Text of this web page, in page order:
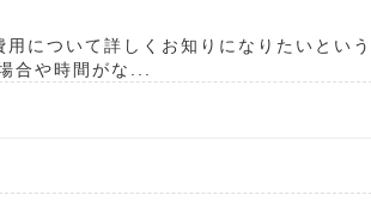
について詳しくお知りになりたいという
合や時間がな...